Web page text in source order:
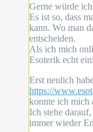
Gerne würde
Es ist so, dass
kann. Wo man
entscheiden.
Als ich mich
Esoterik echt
Erst neulich
https://
konnte ich mich
Ich stehe
immer wieder